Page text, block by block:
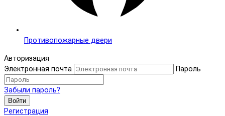
Противопожарные двери
Авторизация
Электронная почта
Пароль
Забыли пароль?
Войти
Регистрация